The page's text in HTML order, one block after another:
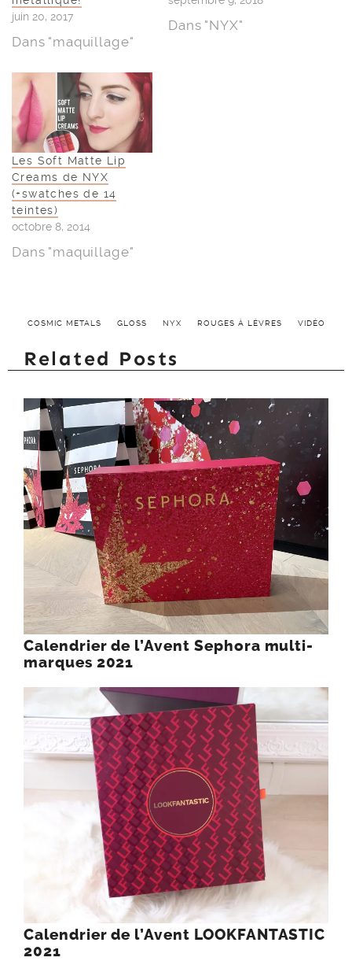
juin 20, 2017
Dans "maquillage"
Dans "NYX"
Les Soft Matte Lip
Creams de NYX
(+swatches de 14
teintes)
octobre 8, 2014
Dans "maquillage"
COSMIC METALS GLOSS NYX ROUGES À LÈVRES VIDÉO
Related Posts
Calendrier de l’Avent Sephora multi-
marques 2021
Calendrier de l’Avent LOOKFANTASTIC
2021